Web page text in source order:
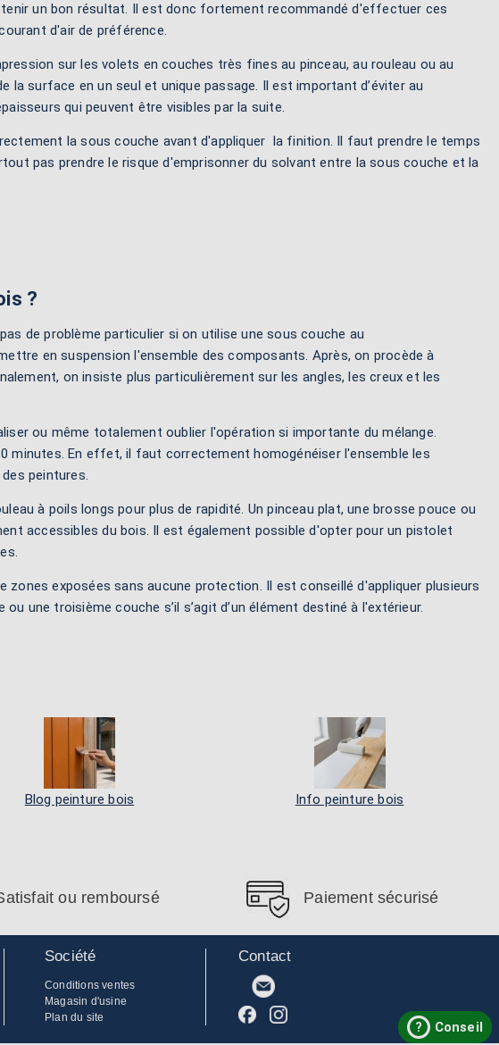
un bon résultat. Il est donc fortement recommandé d'effectuer ces
d'air de préférence.
sur les volets en couches très fines au pinceau, au rouleau ou au
surface en un seul et unique passage. Il est important d’éviter au
qui peuvent être visibles par la suite.
la sous couche avant d'appliquer la finition. Il faut prendre le temps
pas prendre le risque d'emprisonner du solvant entre la sous couche et la
?
de problème particulier si on utilise une sous couche au
en suspension l'ensemble des composants. Après, on procède à
on insiste plus particulièrement sur les angles, les creux et les
ou même totalement oublier l'opération si importante du mélange.
minutes. En effet, il faut correctement homogénéiser l'ensemble les
peintures.
à poils longs pour plus de rapidité. Un pinceau plat, une brosse pouce ou
accessibles du bois. Il est également possible d'opter pour un pistolet
exposées sans aucune protection. Il est conseillé d'appliquer plusieurs
une troisième couche s’il s’agit d’un élément destiné à l'extérieur.
Blog peinture bois Info peinture bois
ou remboursé Paiement sécurisé
Société
Conditions ventes
Magasin d'usine
Plan du site
Contact
? Conseil